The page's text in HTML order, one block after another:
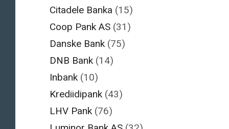
Citadele Banka (15)
Coop Pank AS (31)
Danske Bank (75)
DNB Bank (14)
Inbank (10)
Krediidipank (43)
LHV Pank (76)